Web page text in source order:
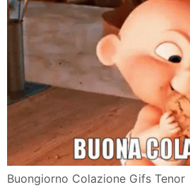
Buongiorno Colazione Gifs Tenor